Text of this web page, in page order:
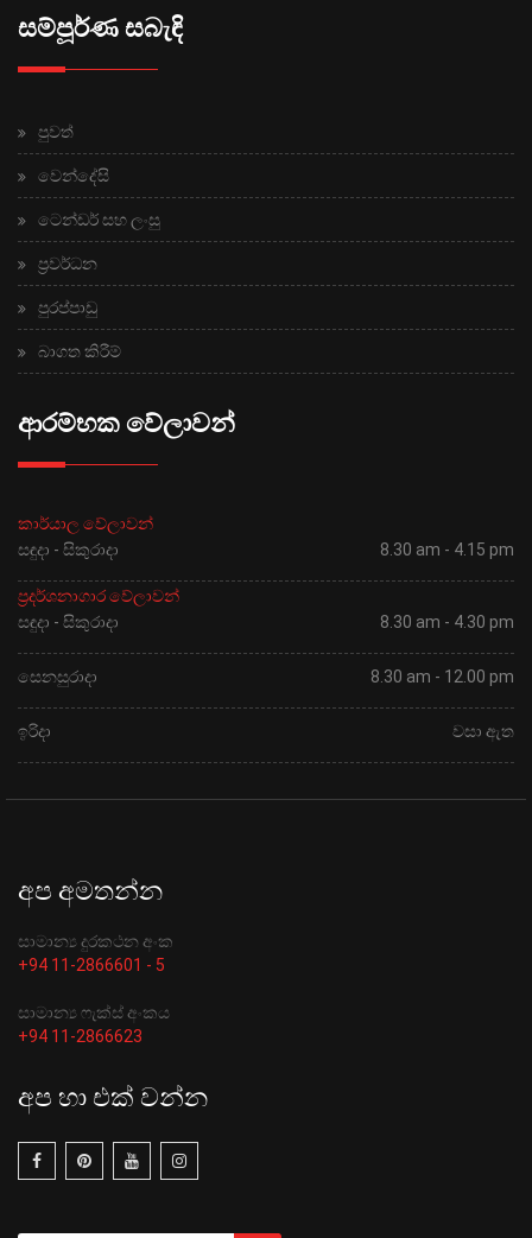
සම්පූර්ණ සබැඳි
පුවත්
වෙන්දේසි
ටෙන්ඩර් සහ ලංසු
ප්‍රවර්ධන
පුරප්පාඩු
බාගත කිරීම්
ආරම්භක වේලාවන්
කාර්යාල වේලාවන්
සඳුදා - සිකුරාදා
8.30 am - 4.15 pm
ප්‍රදර්ශනාගාර වේලාවන්
සඳුදා - සිකුරාදා
8.30 am - 4.30 pm
සෙනසුරාදා 8.30 am - 12.00 pm
ඉරිදා වසා ඇත
අප අමතන්න
සාමාන්‍ය දුරකථන අංක
+94 11-2866601 - 5
සාමාන්‍ය ෆැක්ස් අංකය
+94 11-2866623
අප හා එක් වන්න